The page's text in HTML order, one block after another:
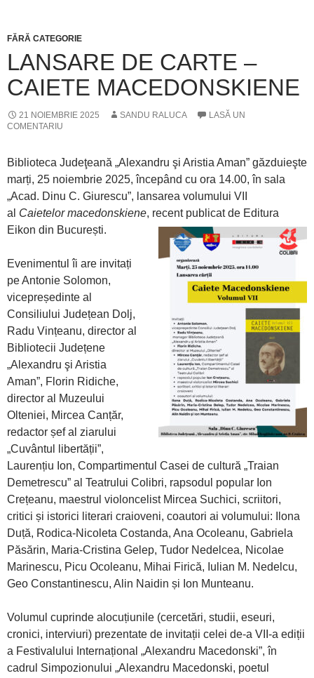
FĂRĂ CATEGORIE
LANSARE DE CARTE –
CAIETE MACEDONSKIENE
21 NOIEMBRIE 2025 SANDU RALUCA
LASĂ UN
COMENTARIU
Biblioteca Judeţeană „Alexandru şi Aristia Aman” găzduieşte
marți, 25 noiembrie 2025, începând cu ora 14.00, în sala
„Acad. Dinu C. Giurescu”, lansarea volumului VII
al Caietelor macedonskiene, recent publicat de Editura
Eikon din București.
Evenimentul îi are invitați
pe Antonie Solomon,
vicepreședinte al
Consiliului Județean Dolj,
Radu Vințeanu, director al
Bibliotecii Județene
„Alexandru şi Aristia
Aman”, Florin Ridiche,
director al Muzeului
Olteniei, Mircea Canțăr,
redactor șef al ziarului
„Cuvântul libertății”,
Laurențiu Ion, Compartimentul Casei de cultură „Traian
Demetrescu” al Teatrului Colibri, rapsodul popular Ion
Crețeanu, maestrul violoncelist Mircea Suchici, scriitori,
critici și istorici literari craioveni, coautori ai volumului: Ilona
Duță, Rodica-Nicoleta Costanda, Ana Ocoleanu, Gabriela
Păsărin, Maria-Cristina Gelep, Tudor Nedelcea, Nicolae
Marinescu, Picu Ocoleanu, Mihai Firică, Iulian M. Nedelcu,
Geo Constantinescu, Alin Naidin și Ion Munteanu.
Volumul cuprinde alocuțiunile (cercetări, studii, eseuri,
cronici, interviuri) prezentate de invitații celei de-a VII-a ediții
a Festivalului Internațional „Alexandru Macedonski”, în
cadrul Simpozionului „Alexandru Macedonski, poetul